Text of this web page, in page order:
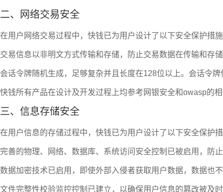
二、网络交易安全
在用户网络交易过程中，快钱已为用户设计了以下安全保护措
交易信息以非明文方式传输和存储，防止交易数据在传输和存
会话令牌随机生成，足够复杂并且长度在128位以上。会话令
快钱所有产品在设计及开发过程上均参考网银安全和owasp的
三、信息存储安全
在用户信息的存储过程中，快钱已为用户设计了以下安全保护
完善的物理、网络、数据库、系统访问安全控制已被启用，防
数据加密技术已启用，即使外部入侵者获取用户数据，数据也
文件完整性校验监控控制已建立，以确保用户信息的篡改被及